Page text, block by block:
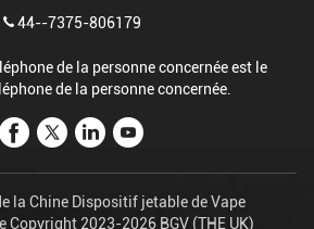
44--7375-806179
de la personne concernée est le
de la personne concernée.
la Chine Dispositif jetable de Vape
Copyright 2023-2026 BGV (THE UK)